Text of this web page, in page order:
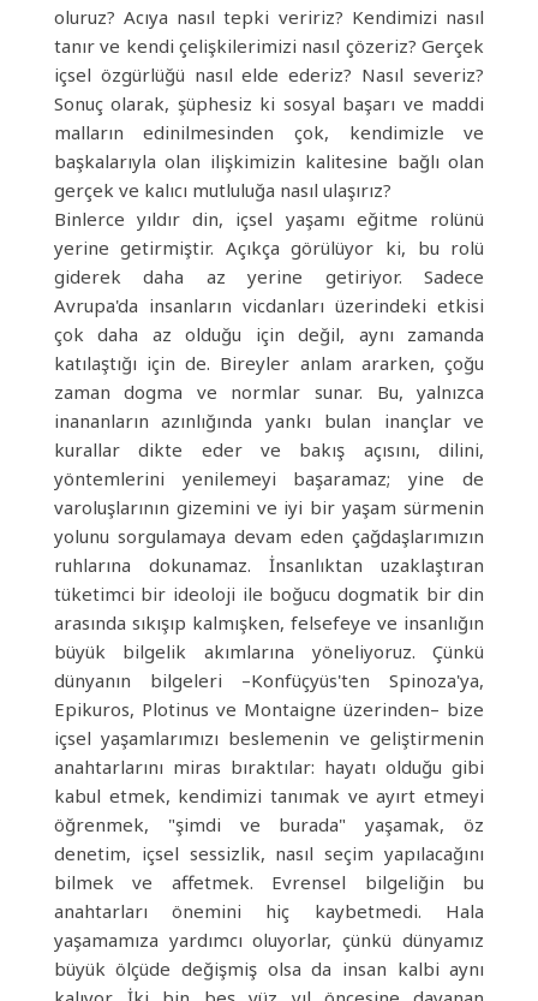
oluruz? Acıya nasıl tepki veririz? Kendimizi nasıl
tanır ve kendi çelişkilerimizi nasıl çözeriz? Gerçek
içsel özgürlüğü nasıl elde ederiz? Nasıl severiz?
Sonuç olarak, şüphesiz ki sosyal başarı ve maddi
malların edinilmesinden çok, kendimizle ve
başkalarıyla olan ilişkimizin kalitesine bağlı olan
gerçek ve kalıcı mutluluğa nasıl ulaşırız?
Binlerce yıldır din, içsel yaşamı eğitme rolünü
yerine getirmiştir. Açıkça görülüyor ki, bu rolü
giderek daha az yerine getiriyor. Sadece
Avrupa'da insanların vicdanları üzerindeki etkisi
çok daha az olduğu için değil, aynı zamanda
katılaştığı için de. Bireyler anlam ararken, çoğu
zaman dogma ve normlar sunar. Bu, yalnızca
inananların azınlığında yankı bulan inançlar ve
kurallar dikte eder ve bakış açısını, dilini,
yöntemlerini yenilemeyi başaramaz; yine de
varoluşlarının gizemini ve iyi bir yaşam sürmenin
yolunu sorgulamaya devam eden çağdaşlarımızın
ruhlarına dokunamaz. İnsanlıktan uzaklaştıran
tüketimci bir ideoloji ile boğucu dogmatik bir din
arasında sıkışıp kalmışken, felsefeye ve insanlığın
büyük bilgelik akımlarına yöneliyoruz. Çünkü
dünyanın bilgeleri –Konfüçyüs'ten Spinoza'ya,
Epikuros, Plotinus ve Montaigne üzerinden– bize
içsel yaşamlarımızı beslemenin ve geliştirmenin
anahtarlarını miras bıraktılar: hayatı olduğu gibi
kabul etmek, kendimizi tanımak ve ayırt etmeyi
öğrenmek, "şimdi ve burada" yaşamak, öz
denetim, içsel sessizlik, nasıl seçim yapılacağını
bilmek ve affetmek. Evrensel bilgeliğin bu
anahtarları önemini hiç kaybetmedi. Hala
yaşamamıza yardımcı oluyorlar, çünkü dünyamız
büyük ölçüde değişmiş olsa da insan kalbi aynı